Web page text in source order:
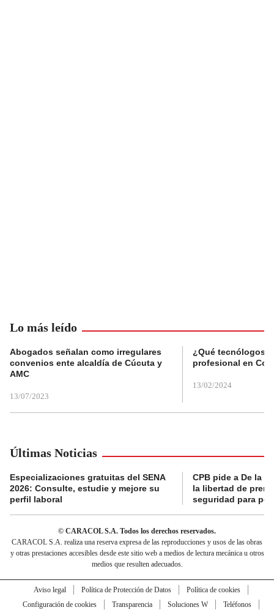
Lo más leído
Abogados señalan como irregulares
convenios ente alcaldía de Cúcuta y
AMC
13/07/2023
¿Qué tecnólogos
profesional en
13/02/2024
Últimas Noticias
Especializaciones gratuitas del SENA
2026: Consulte, estudie y mejore su
perfil laboral
CPB pide a De la
la libertad de
seguridad para
© CARACOL S.A. Todos los derechos reservados.
CARACOL S.A. realiza una reserva expresa de las reproducciones y usos de las obras
y otras prestaciones accesibles desde este sitio web a medios de lectura mecánica u otros
medios que resulten adecuados.
Aviso legal Política de Protección de Datos
Política de cookies
Configuración de cookies
Transparencia Soluciones W
Teléfonos